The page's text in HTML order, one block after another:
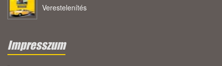
Verestelenítés
Impresszum